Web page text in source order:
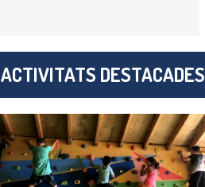
ACTIVITATS DESTACADES